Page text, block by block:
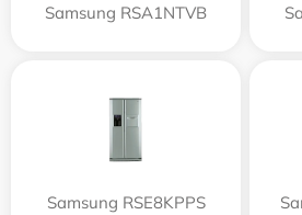
Samsung RSA1NTVB
Samsung RSE8KPPS